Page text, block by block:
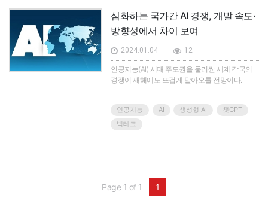
심화하는 국가간 AI 경쟁, 개발 속도·
방향성에서 차이 보여
2024.01.04 12
인공지능(AI) 시대 주도권을 둘러싼 세계 각국의
경쟁이 새해에도 뜨겁게 달아오를 전망이다.
인공지능 AI 생성형 AI
챗GPT
빅테크
Page 1 of 1 1